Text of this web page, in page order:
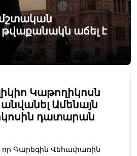
թվաքանակն աճել է
Կաթողիկոսն
անվանել Ամենայն
դատարան
որ Գարեգին Վեհափառին